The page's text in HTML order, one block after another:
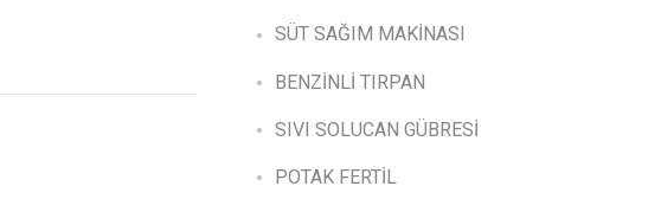
SÜT SAĞIM MAKİNASI
BENZİNLİ TIRPAN
SIVI SOLUCAN GÜBRESİ
POTAK FERTİL